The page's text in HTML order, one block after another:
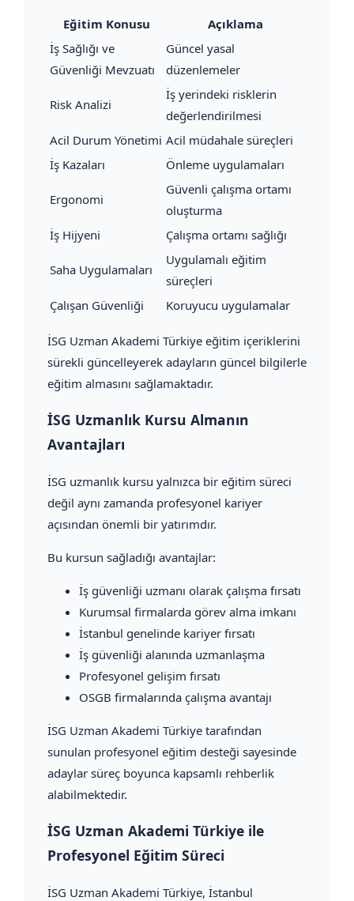
Eğitim Konusu
Açıklama
İş Sağlığı ve
Güvenliği Mevzuatı
Güncel yasal
düzenlemeler
Risk Analizi
İş yerindeki risklerin
değerlendirilmesi
Acil Durum Yönetimi Acil müdahale süreçleri
İş Kazaları
Önleme uygulamaları
Ergonomi
Güvenli çalışma ortamı
oluşturma
İş Hijyeni
Çalışma ortamı sağlığı
Saha Uygulamaları
Uygulamalı eğitim
süreçleri
Çalışan Güvenliği
Koruyucu uygulamalar
İSG Uzman Akademi Türkiye eğitim içeriklerini
sürekli güncelleyerek adayların güncel bilgilerle
eğitim almasını sağlamaktadır.
İSG Uzmanlık Kursu Almanın
Avantajları
İSG uzmanlık kursu yalnızca bir eğitim süreci
değil aynı zamanda profesyonel kariyer
açısından önemli bir yatırımdır.
Bu kursun sağladığı avantajlar:
İş güvenliği uzmanı olarak çalışma fırsatı
Kurumsal firmalarda görev alma imkanı
İstanbul genelinde kariyer fırsatı
İş güvenliği alanında uzmanlaşma
Profesyonel gelişim fırsatı
OSGB firmalarında çalışma avantajı
İSG Uzman Akademi Türkiye tarafından
sunulan profesyonel eğitim desteği sayesinde
adaylar süreç boyunca kapsamlı rehberlik
alabilmektedir.
İSG Uzman Akademi Türkiye ile
Profesyonel Eğitim Süreci
İSG Uzman Akademi Türkiye, İstanbul